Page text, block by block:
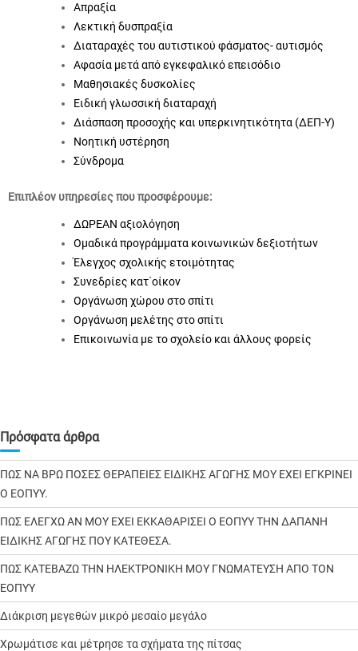
Απραξία
Λεκτική δυσπραξία
Διαταραχές του αυτιστικού φάσματος- αυτισμός
Αφασία μετά από εγκεφαλικό επεισόδιο
Μαθησιακές δυσκολίες
Ειδική γλωσσική διαταραχή
Διάσπαση προσοχής και υπερκινητικότητα (ΔΕΠ-Υ)
Νοητική υστέρηση
Σύνδρομα
Επιπλέον υπηρεσίες που προσφέρουμε:
ΔΩΡΕΑΝ αξιολόγηση
Ομαδικά προγράμματα κοινωνικών δεξιοτήτων
Έλεγχος σχολικής ετοιμότητας
Συνεδρίες κατ΄οίκον
Οργάνωση χώρου στο σπίτι
Οργάνωση μελέτης στο σπίτι
Επικοινωνία με το σχολείο και άλλους φορείς
Πρόσφατα άρθρα
ΠΩΣ ΝΑ ΒΡΩ ΠΟΣΕΣ ΘΕΡΑΠΕΙΕΣ ΕΙΔΙΚΗΣ ΑΓΩΓΗΣ ΜΟΥ ΕΧΕΙ ΕΓΚΡΙΝΕΙ
Ο ΕΟΠΥΥ.
ΠΩΣ ΕΛΕΓΧΩ ΑΝ ΜΟΥ ΕΧΕΙ ΕΚΚΑΘΑΡΙΣΕΙ Ο ΕΟΠΥΥ ΤΗΝ ΔΑΠΑΝΗ
ΕΙΔΙΚΗΣ ΑΓΩΓΗΣ ΠΟΥ ΚΑΤΕΘΕΣΑ.
ΠΩΣ ΚΑΤΕΒΑΖΩ ΤΗΝ ΗΛΕΚΤΡΟΝΙΚΗ ΜΟΥ ΓΝΩΜΑΤΕΥΣΗ ΑΠΟ ΤΟΝ
ΕΟΠΥΥ
Διάκριση μεγεθών μικρό μεσαίο μεγάλο
Χρωμάτισε και μέτρησε τα σχήματα της πίτσας